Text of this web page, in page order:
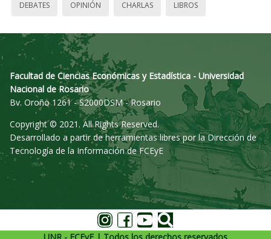
DEBATES OPINIÓN CHARLAS LIBROS
Facultad de Ciencias Económicas y Estadística - Universidad
Nacional de Rosario
Bv. Oroño 1261 - S2000DSM - Rosario
Copyright © 2021. All Rights Reserved.
Desarrollado a partir de herramientas libres por la Dirección de
Tecnología de la Información de FCEyE